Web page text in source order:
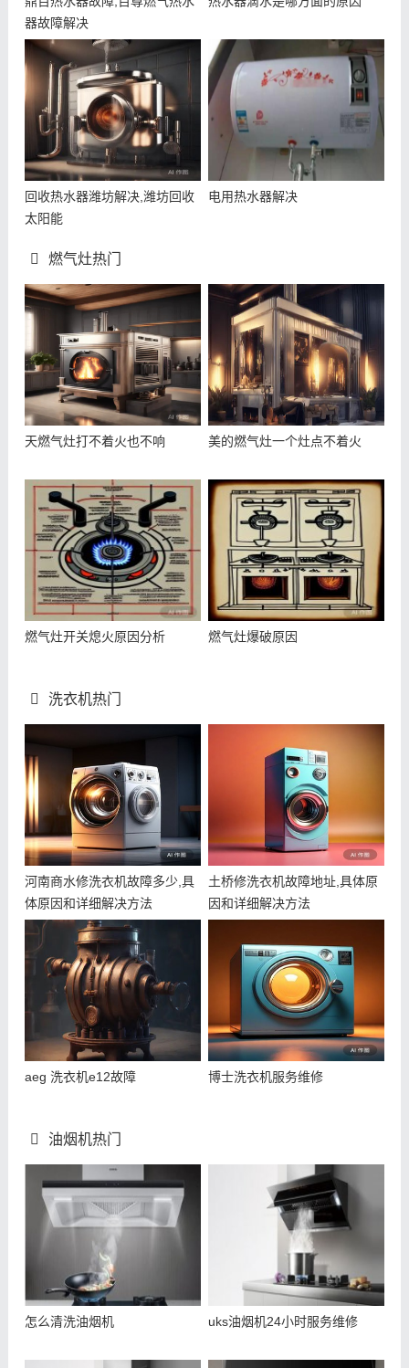
器故障解决
回收热水器潍坊解决,潍坊回收
太阳能
电用热水器解决
燃气灶热门
天燃气灶打不着火也不响 美的燃气灶一个灶点不着火
燃气灶开关熄火原因分析 燃气灶爆破原因
洗衣机热门
河南商水修洗衣机故障多少,具
体原因和详细解决方法
土桥修洗衣机故障地址,具体原
因和详细解决方法
aeg 洗衣机e12故障 博士洗衣机服务维修
油烟机热门
怎么清洗油烟机 uks油烟机24小时服务维修